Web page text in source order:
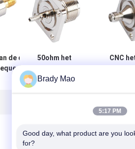
de de
50ohm het
Type vrouwelijke
schakelaarcnc
CNC
Brady Mao
5:17 PM
Good day, what product are you
for?